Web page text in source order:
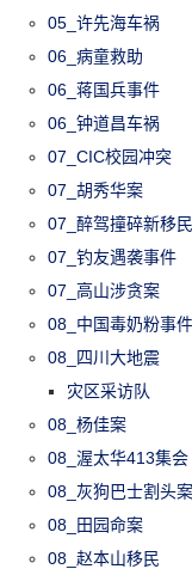
20260806/大多伦多房
价一年跌4.5%！越来
越多经济学家开始
说：加拿大楼市或已
“触底”
05_许先海车祸
06_病童救助
06_蒋国兵事件
06_钟道昌车祸
07_CIC校园冲突
07_胡秀华案
07_醉驾撞碎新移
07_钓友遇袭事件
07_高山涉贪案
08_中国毒奶粉事件
08_四川大地震
灾区采访队
08_杨佳案
08_渥太华413集会
08_灰狗巴士割头案
08_田园命案
08_赵本山移民